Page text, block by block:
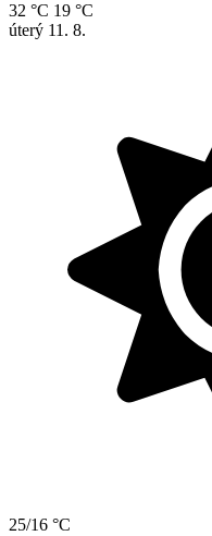
32 °C 19 °C
úterý 11. 8.
25/16 °C